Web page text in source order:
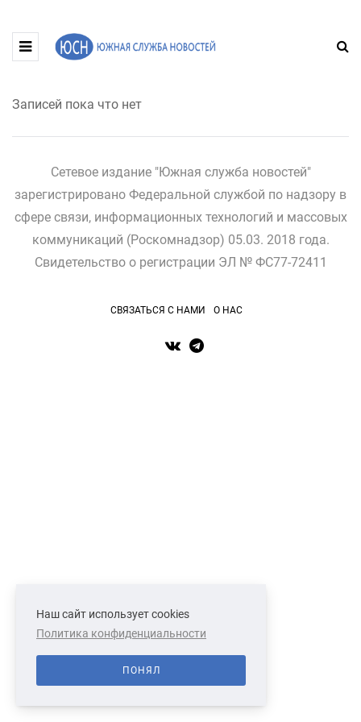
Записей пока что нет
Сетевое издание "Южная служба новостей"
зарегистрировано Федеральной службой по надзору в
сфере связи, информационных технологий и массовых
коммуникаций (Роскомнадзор) 05.03. 2018 года.
Свидетельство о регистрации ЭЛ № ФС77-72411
СВЯЗАТЬСЯ С НАМИ О НАС
Наш сайт использует cookies
Политика конфиденциальности
ПОНЯЛ